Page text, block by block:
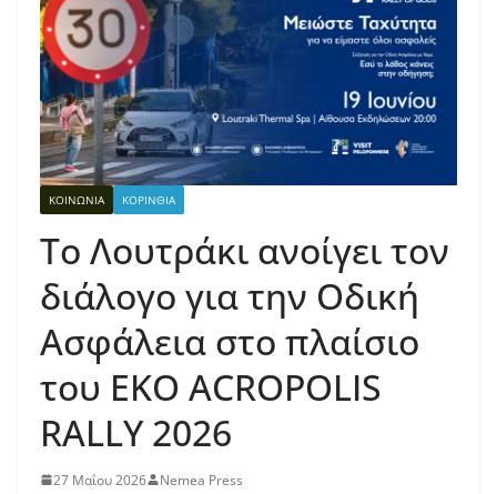
ΚΟΙΝΩΝΙΑ ΚΟΡΙΝΘΙΑ
Το Λουτράκι ανοίγει τον
διάλογο για την Οδική
Ασφάλεια στο πλαίσιο
του ΕΚΟ ACROPOLIS
RALLY 2026
27 Μαΐου 2026 Nemea Press